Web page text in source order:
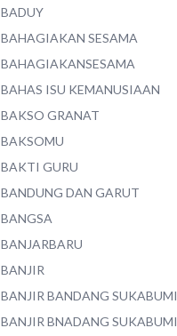
BADUY
BAHAGIAKAN SESAMA
BAHAGIAKANSESAMA
BAHAS ISU KEMANUSIAAN
BAKSO GRANAT
BAKSOMU
BAKTI GURU
BANDUNG DAN GARUT
BANGSA
BANJARBARU
BANJIR
BANJIR BANDANG SUKABUMI
BANJIR BNADANG SUKABUMI